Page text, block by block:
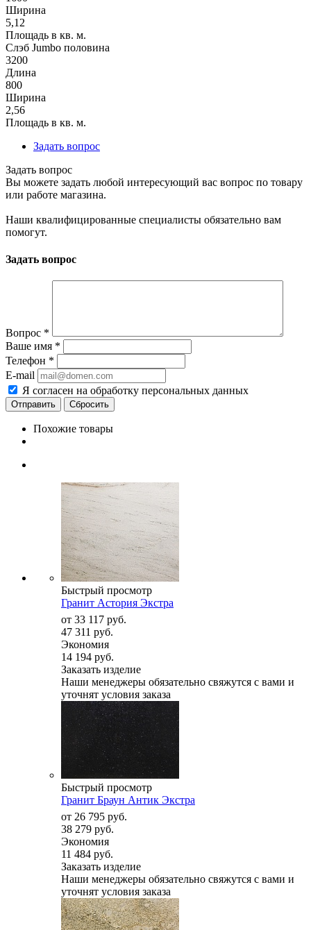
Ширина
5,12
Площадь в кв. м.
Слэб Jumbo половина
3200
Длина
800
Ширина
2,56
Площадь в кв. м.
Задать вопрос
Задать вопрос
Вы можете задать любой интересующий вас вопрос по товару
или работе магазина.
Наши квалифицированные специалисты обязательно вам
помогут.
Задать вопрос
Вопрос *
Ваше имя *
Телефон *
E-mail
Я согласен на обработку персональных данных
Сбросить
Похожие товары
Быстрый просмотр
Гранит Астория Экстра
от 33 117 руб.
47 311 руб.
Экономия
14 194 руб.
Заказать изделие
Наши менеджеры обязательно свяжутся с вами и
уточнят условия заказа
Быстрый просмотр
Гранит Браун Антик Экстра
от 26 795 руб.
38 279 руб.
Экономия
11 484 руб.
Заказать изделие
Наши менеджеры обязательно свяжутся с вами и
уточнят условия заказа